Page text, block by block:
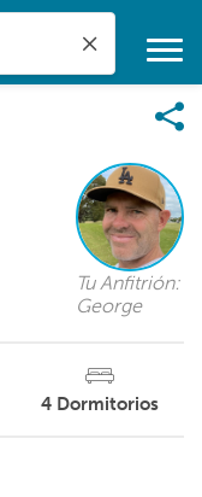
Tu Anfitrión:
George
4 Dormitorios